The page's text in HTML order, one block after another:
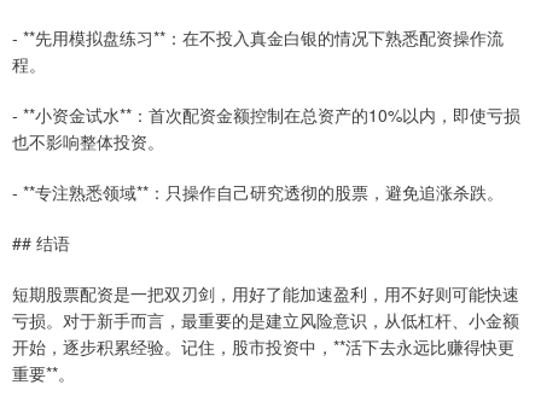
- **先用模拟盘练习**：在不投入真金白银的情况下熟悉配资操作流
程。
- **小资金试水**：首次配资金额控制在总资产的10%以内，即使亏损
也不影响整体投资。
- **专注熟悉领域**：只操作自己研究透彻的股票，避免追涨杀跌。
## 结语
短期股票配资是一把双刃剑，用好了能加速盈利，用不好则可能快速
亏损。对于新手而言，最重要的是建立风险意识，从低杠杆、小金额
开始，逐步积累经验。记住，股市投资中，**活下去永远比赚得快更
重要**。